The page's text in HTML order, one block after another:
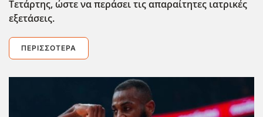
Τετάρτης, ώστε να περάσει τις απαραίτητες ιατρικές
εξετάσεις.
ΠΕΡΙΣΣΌΤΕΡΑ